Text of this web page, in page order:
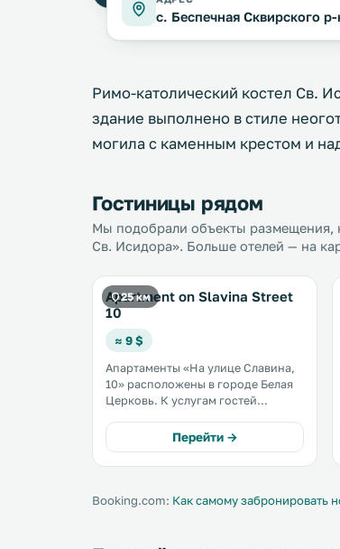
с. Беспечная Сквирского р-
Римо-католический костел Св.
здание выполнено в стиле
могила с каменным крестом и
Гостиницы рядом
Мы подобрали объекты размещения,
Св. Исидора». Больше отелей — на
25 км
Apartment on Slavina Street
10
≈ 9 $
Апартаменты «На улице Славина,
10» расположены в городе Белая
Церковь. К услугам гостей
Wi-Fi и балкон. В апартаментах
имеются гостиная зона и кухня с
духовкой, микроволновой печью
Перейти →
Booking.com: Как самому забронировать